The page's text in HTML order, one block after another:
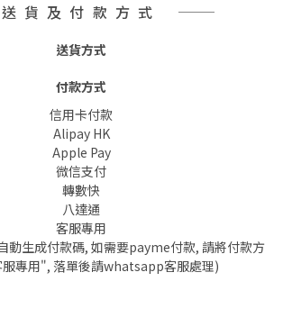
送貨及付款方式
送貨方式
付款方式
信用卡付款
Alipay HK
Apple Pay
微信支付
轉數快
八達通
客服專用
動生成付款碼, 如需要payme付款, 請將付款方
專用", 落單後請whatsapp客服處理)